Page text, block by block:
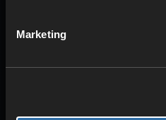
Marketing
STARKE